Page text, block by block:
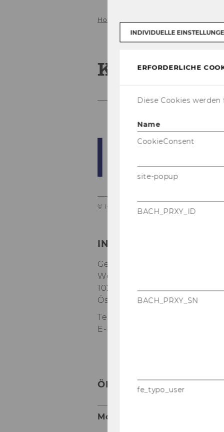
Home
Kontakt und
© IOD
INSTITUT FÜR
Gebäude D5, Ebene 4
Welthandelsplatz 1
1020
Österreich
Tel:
E-Mail:
ÖFFNUNGSZEITEN
Mo - Do
INDIVIDUELLE
ERFORDERLICHE
Diese Cookies
Name
CookieConsent
site-popup
BACH_PRXY_ID
BACH_PRXY_SN
fe_typo_user